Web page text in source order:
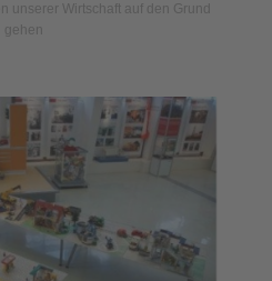
unserer Wirtschaft auf den Grund
gehen